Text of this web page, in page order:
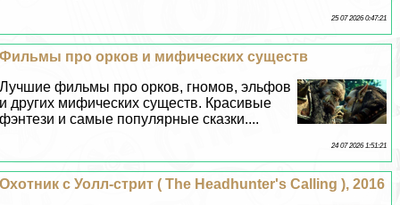
25 07 2026 0:47:21
Фильмы про орков и мифических существ
Лучшие фильмы про орков, гномов, эльфов
и других мифических существ. Красивые
фэнтези и самые популярные сказки....
24 07 2026 1:51:21
Охотник с Уолл-стрит ( The Headhunter's Calling ), 2016